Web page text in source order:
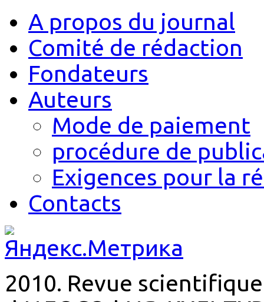
A propos du journal
Comité de rédaction
Fondateurs
Auteurs
Mode de paiement
procédure de
Exigences pour la
Contacts
2010. Revue